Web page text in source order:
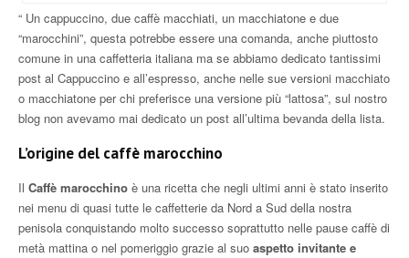
“ Un cappuccino, due caffè macchiati, un macchiatone e due
“marocchini”, questa potrebbe essere una comanda, anche piuttosto
comune in una caffetteria italiana ma se abbiamo dedicato tantissimi
post al Cappuccino e all’espresso, anche nelle sue versioni macchiato
o macchiatone per chi preferisce una versione più “lattosa”, sul nostro
blog non avevamo mai dedicato un post all’ultima bevanda della lista.
L’origine del caffè marocchino
Il Caffè marocchino è una ricetta che negli ultimi anni è stato inserito
nei menu di quasi tutte le caffetterie da Nord a Sud della nostra
penisola conquistando molto successo soprattutto nelle pause caffè di
metà mattina o nel pomeriggio grazie al suo aspetto invitante e